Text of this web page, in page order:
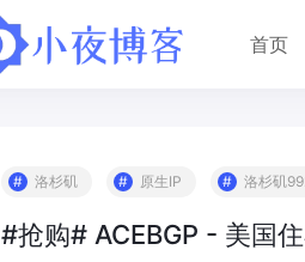
首页
洛杉矶 原生IP 洛杉矶
#抢购# ACEBGP - 美国